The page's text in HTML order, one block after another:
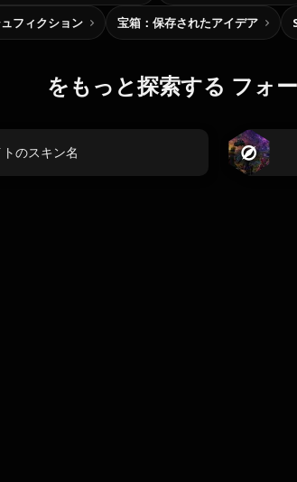
フィクション 宝箱：保存されたアイデア
をもっと探索する フォ
のスキン名